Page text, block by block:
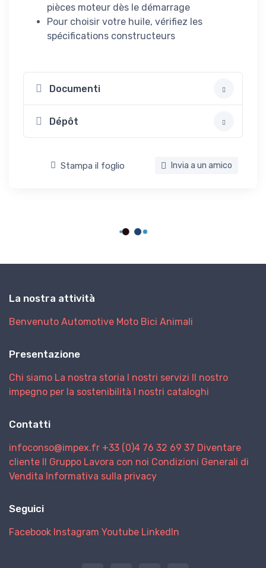
pièces moteur dès le démarrage
Pour choisir votre huile, vérifiez les
spécifications constructeurs
Documenti
Dépôt
Stampa il foglio Invia a un amico
La nostra attività
Benvenuto Automotive Moto Bici Animali
Presentazione
Chi siamo La nostra storia I nostri servizi
Il nostro
impegno per la sostenibilità
I nostri cataloghi
Contatti
infoconso@impex.fr +33 (0)4 76 32 69 37 Diventare
cliente
Il Gruppo Lavora con noi Condizioni Generali di
Vendita Informativa sulla privacy
Seguici
Facebook Instagram Youtube LinkedIn